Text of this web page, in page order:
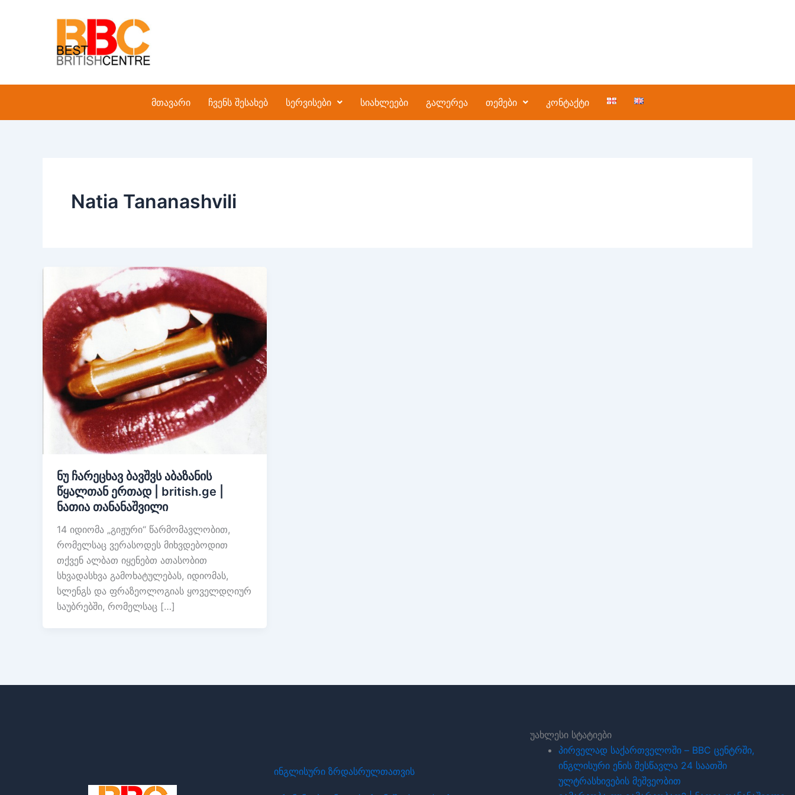
მთავარი ჩვენს შესახებ სერვისები სიახლეები გალერეა თემები კონტაქტი
Natia Tananashvili
ნუ ჩარეცხავ ბავშვს აბაზანის
წყალთან ერთად | british.ge |
ნათია თანანაშვილი
14 იდიომა „გიჟური“ წარმომავლობით,
რომელსაც ვერასოდეს მიხვდებოდით
თქვენ ალბათ იყენებთ ათასობით
სხვადასხვა გამოხატულებას, იდიომას,
სლენგს და ფრაზეოლოგიას ყოველდღიურ
საუბრებში, რომელსაც […]
ინგლისური ზრდასრულთათვის
უახლესი სტატიები
პირველად საქართველოში – BBC ცენტრში,
ინგლისური ენის შესწავლა 24 საათში
ულტრასხივების მეშვეობით